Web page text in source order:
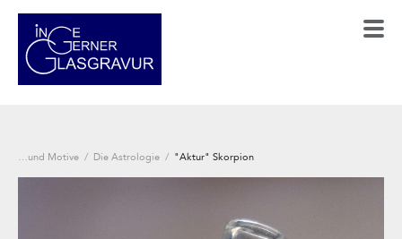
…und Motive / Die Astrologie / "Aktur" Skorpion